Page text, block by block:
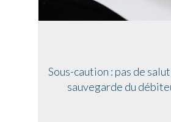
Sous-caution : pas de
sauvegarde du